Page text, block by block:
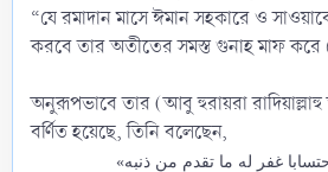
“যে রমাদান মাসে ঈমান সহকারে ও
করবে তার অতীতের সমস্ত গুনাহ মাফ করে
অনুরূপভাবে তার (আবু হুরায়রা
বর্ণিত হয়েছে, তিনি বলেছেন,
غفر له ما تقدم من ذنبه»